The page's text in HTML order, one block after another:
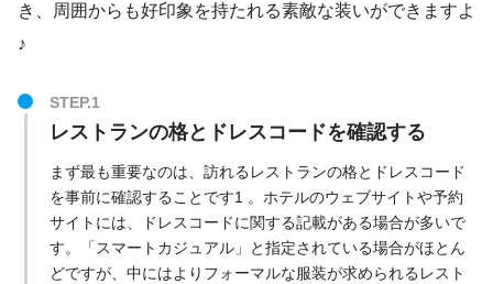
き、周囲からも好印象を持たれる素敵な装いができますよ
♪
レストランの格とドレスコードを確認する
まず最も重要なのは、訪れるレストランの格とドレスコード
を事前に確認することです1 。ホテルのウェブサイトや予約
サイトには、ドレスコードに関する記載がある場合が多いで
す。「スマートカジュアル」と指定されている場合がほとん
どですが、中にはよりフォーマルな服装が求められるレスト